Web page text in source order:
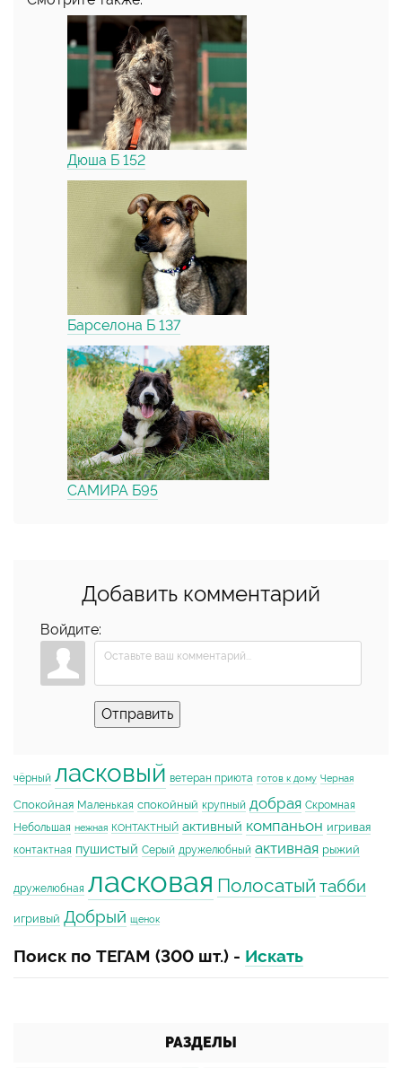
Дюша Б 152
Барселона Б 137
САМИРА Б95
Добавить комментарий
Войдите:
Отправить
чёрный ласковый ветеран приюта готов к дому Черная
Спокойная Маленькая спокойный крупный добрая Скромная
Небольшая нежная КОНТАКТНЫЙ активный компаньон игривая
контактная пушистый Серый дружелюбный активная рыжий
дружелюбная ласковая Полосатый табби
игривый Добрый щенок
Поиск по ТЕГАМ (300 шт.) - Искать
РАЗДЕЛЫ